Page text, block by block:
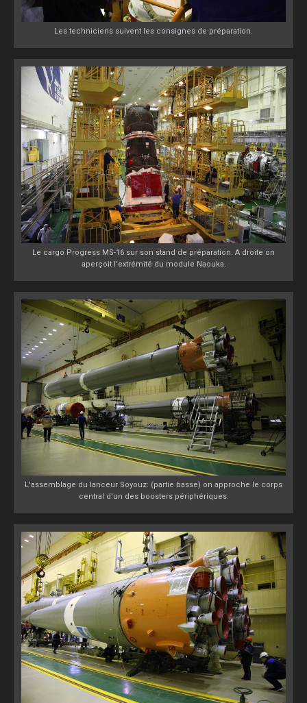
Les techniciens suivent les consignes de préparation.
Le cargo Progress MS-16 sur son stand de préparation. A droite on
aperçoit l'extrémité du module Naouka.
L'assemblage du lanceur Soyouz: (partie basse) on approche le corps
central d'un des boosters périphériques.